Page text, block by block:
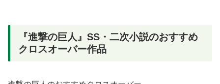
『進撃の巨人』SS・二次小説のおすすめ
クロスオーバー作品